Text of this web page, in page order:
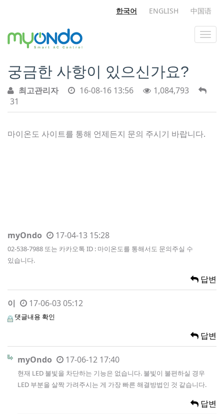
한국어 ENGLISH 中国语
궁금한 사항이 있으신가요?
최고관리자 16-08-16 13:56
1,084,793
31
마이온도 사이트를 통해 언제든지 문의 주시기 바랍니다.
myOndo 17-04-13 15:28
02-538-7988 또는 카카오톡 ID : 마이온도를 통해서도 문의주실 수
있습니다.
답변
이 17-06-03 05:12
댓글내용 확인
답변
myOndo 17-06-12 17:40
현재 LED 불빛을 차단하는 기능은 없습니다. 불빛이 불편하실 경우
LED 부분을 살짝 가려주시는 게 가장 빠른 해결방법인 것 같습니다.
답변